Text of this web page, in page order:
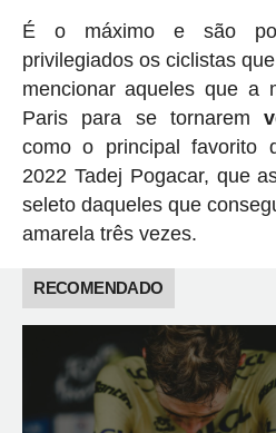
É o máximo e são
privilegiados os ciclistas
mencionar aqueles que a
Paris para se tornarem
como o principal favorito
2022 Tadej Pogacar, que
seleto daqueles que
amarela três vezes.
RECOMENDADO